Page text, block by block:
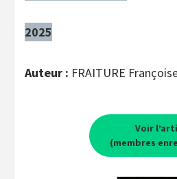
2025
Auteur : FRAITURE
Voir
(membres